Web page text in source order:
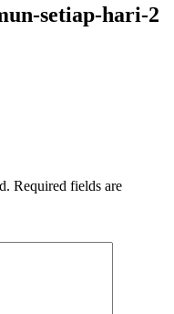
setiap-hari-2
Required fields are